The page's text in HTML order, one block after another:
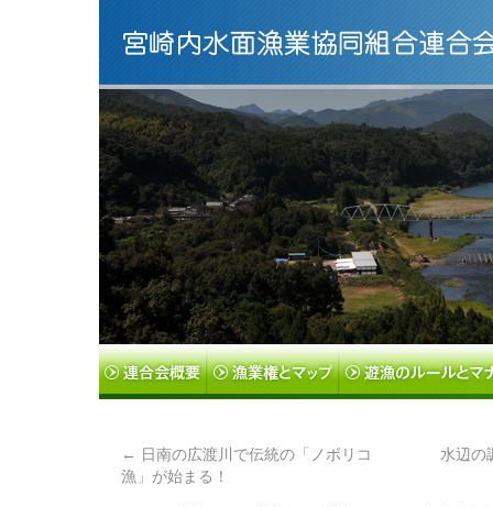
← 日南の広渡川で伝統の「ノボリコ
漁」が始まる！
水辺の